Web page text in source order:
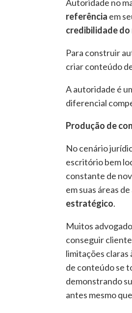
Autoridade no
referência em
credibilidade do
Para construir
criar conteúdo
A autoridade é
diferencial
Produção de
No cenário
escritório bem
constante de
em suas áreas
estratégico.
Muitos
conseguir
limitações claras
de conteúdo se
demonstrando
antes mesmo